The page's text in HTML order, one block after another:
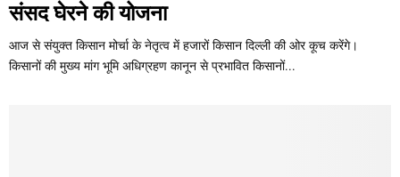
संसद घेरने की योजना
आज से संयुक्त किसान मोर्चा के नेतृत्व में हजारों किसान दिल्ली की ओर कूच करेंगे।
किसानों की मुख्य मांग भूमि अधिग्रहण कानून से प्रभावित किसानों...